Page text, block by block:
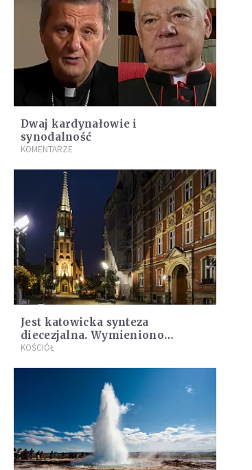
Dwaj kardynałowie i
synodalność
KOMENTARZE
Jest katowicka synteza
diecezjalna. Wymieniono
słabości i mocne strony Kościoła
KOŚCIÓŁ